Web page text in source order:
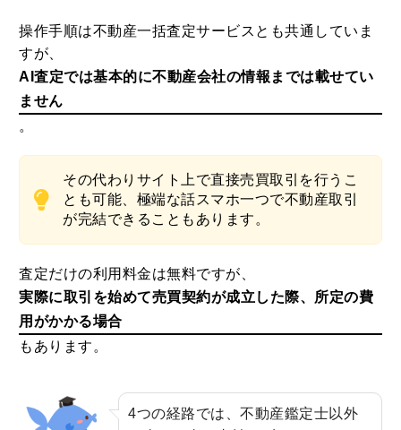
操作手順は不動産一括査定サービスとも共通していま
すが、
AI査定では基本的に不動産会社の情報までは載せてい
ません
。
その代わりサイト上で直接売買取引を行うこ
とも可能、極端な話スマホ一つで不動産取引
が完結できることもあります。
査定だけの利用料金は無料ですが、
実際に取引を始めて売買契約が成立した際、所定の費
用がかかる場合
もあります。
4つの経路では、不動産鑑定士以外